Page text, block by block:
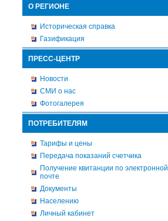
О РЕГИОНЕ
Историческая справка
Газификация
ПРЕСС-ЦЕНТР
Новости
СМИ о нас
Фотогалерея
ПОТРЕБИТЕЛЯМ
Тарифы и цены
Передача показаний счетчика
Получение квитанции по электронной
почте
Документы
Населению
Личный кабинет